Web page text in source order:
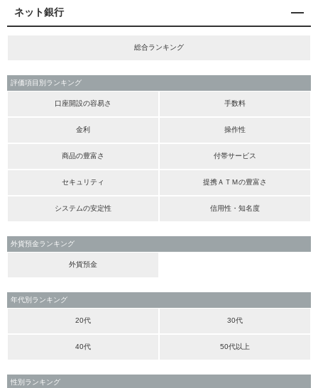
ネット銀行
総合ランキング
評価項目別ランキング
口座開設の容易さ 手数料
金利 操作性
商品の豊富さ 付帯サービス
セキュリティ 提携ＡＴＭの豊富さ
システムの安定性 信用性・知名度
外貨預金ランキング
外貨預金
年代別ランキング
20代 30代
40代 50代以上
性別ランキング